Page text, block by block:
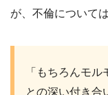
が、不倫について
「もちろんモ
との深い付き合